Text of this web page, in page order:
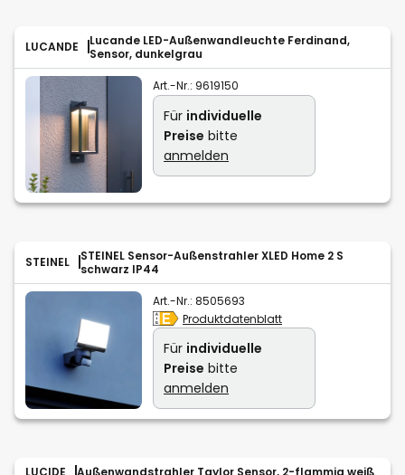
LUCANDE
Lucande LED-Außenwandleuchte Ferdinand,
Sensor, dunkelgrau
Art.-Nr.: 9619150
Für individuelle
Preise bitte
anmelden
STEINEL
STEINEL Sensor-Außenstrahler XLED Home 2 S
schwarz IP44
Art.-Nr.: 8505693
Produktdatenblatt
Für individuelle
Preise bitte
anmelden
LUCIDE Außenwandstrahler Taylor Sensor, 2-flammig weiß